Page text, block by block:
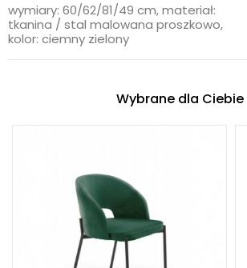
wymiary: 60/62/81/49 cm, materiał:
tkanina / stal malowana proszkowo,
kolor: ciemny zielony
Wybrane dla Ciebie